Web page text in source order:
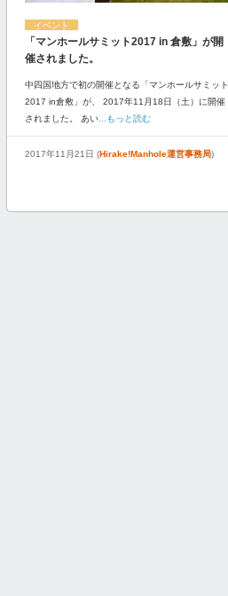
イベント
「マンホールサミット2017 in 倉敷」が開
催されました。
中四国地方で初の開催となる「マンホールサミット
2017 in倉敷」が、 2017年11月18日（土）に開催
されました。 あい ...もっと読む
2017年11月21日 (Hirake!Manhole運営事務局)